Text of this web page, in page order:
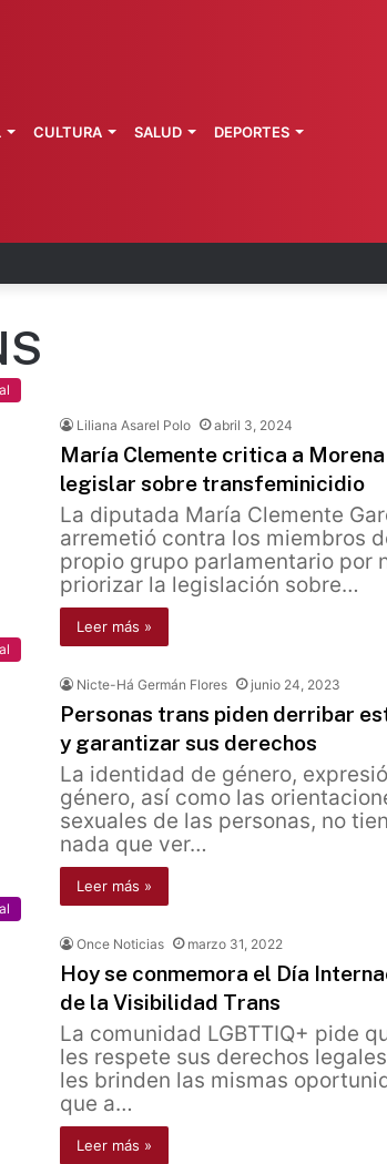
Morelos investiga explosión de pipa
CULTURA SALUD DEPORTES
Liliana Asarel Polo abril 3, 2024
María Clemente critica a Morena
legislar sobre transfeminicidio
La diputada María Clemente
arremetió contra los miembros
propio grupo parlamentario por
priorizar la legislación sobre…
Leer más »
Nicte-Há Germán Flores junio 24, 2023
Personas trans piden derribar
y garantizar sus derechos
La identidad de género,
género, así como las
sexuales de las personas, no
nada que ver…
Leer más »
Once Noticias marzo 31, 2022
Hoy se conmemora el Día
de la Visibilidad Trans
La comunidad LGBTTIQ+ pide
les respete sus derechos
les brinden las mismas
que a…
Leer más »